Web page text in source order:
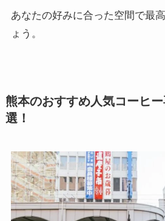
あなたの好みに合った空間で最
ょう。
熊本のおすすめ人気コーヒ
選！